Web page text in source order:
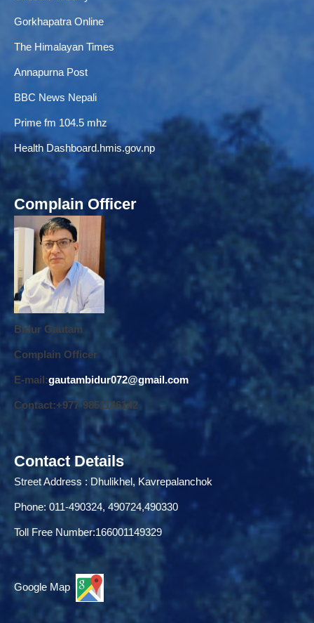
Gorkhapatra Online
The Himalayan Times
Annapurna Post
BBC News Nepali
Prime fm 104.5 mhz
Health Dashboard.hmis.gov.np
Complain Officer
Bidur Gautam
Complain Officer
E-mail:gautambidur072@gmail.com
Contact:+977-9851146142
Contact Details
Street Address : Dhulikhel, Kavrepalanchok
Phone: 011-490324, 490724,490330
Toll Free Number:166001149329
Google Map